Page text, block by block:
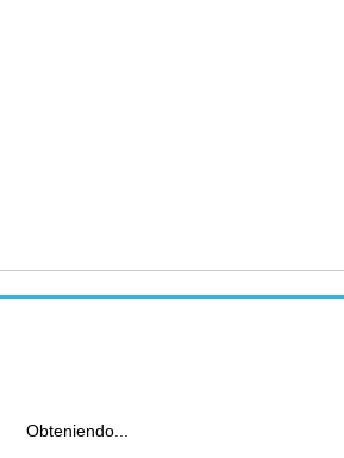
Obteniendo...